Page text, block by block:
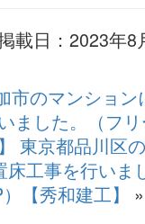
載日：2023年
市のマンション
ました。（フリ
東京都品川区
床工事を行いま
【秀和建工】
»